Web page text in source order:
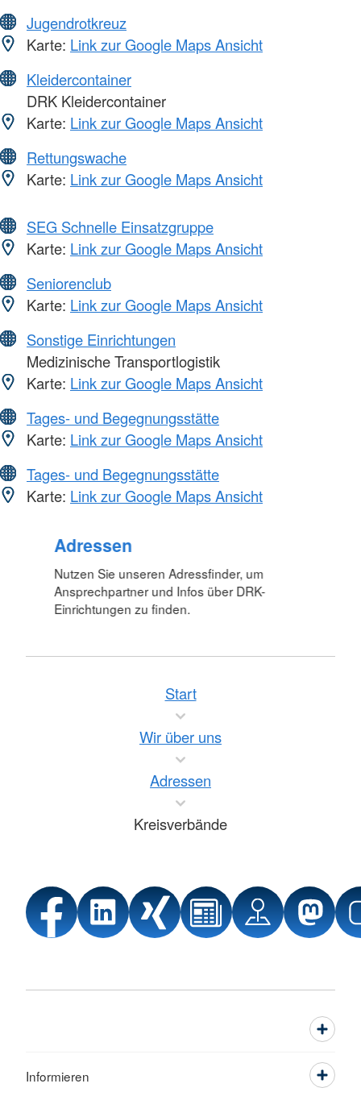
Jugendrotkreuz
Karte: Link zur Google Maps Ansicht
Kleidercontainer
DRK Kleidercontainer
Karte: Link zur Google Maps Ansicht
Rettungswache
Karte: Link zur Google Maps Ansicht
SEG Schnelle Einsatzgruppe
Karte: Link zur Google Maps Ansicht
Seniorenclub
Karte: Link zur Google Maps Ansicht
Sonstige Einrichtungen
Medizinische Transportlogistik
Karte: Link zur Google Maps Ansicht
Tages- und Begegnungsstätte
Karte: Link zur Google Maps Ansicht
Tages- und Begegnungsstätte
Karte: Link zur Google Maps Ansicht
Adressen
Nutzen Sie unseren Adressfinder, um
Ansprechpartner und Infos über DRK-
Einrichtungen zu finden.
Start
Wir über uns
Adressen
Kreisverbände
Informieren